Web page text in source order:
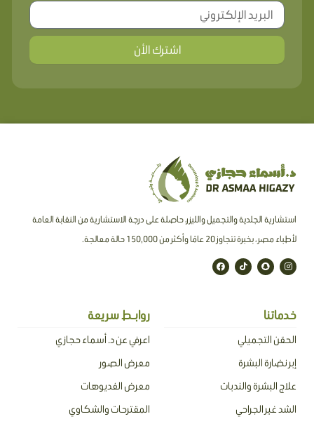
اشترك الأن
استشارية الجلدية والتجميل والليزر، حاصلة على درجة الاستشارية من النقابة العامة
لأطباء مصر ، بخبرة تتجاوز 20 عامًا وأكثر من 150,000 حالة معالجة.
I
n
s
a
S
n
a
a
t
T
i
k
F
a
c
خدماتنا
الحقن التجميلي
إبر نضارة البشرة
علاج البشرة والندبات
الشد غير الجراحي
روابـط سريعة
اعرفي عن د. أسماء حجازي
معرض الصور
معرض الفديوهات
المقترحات والشكاوي